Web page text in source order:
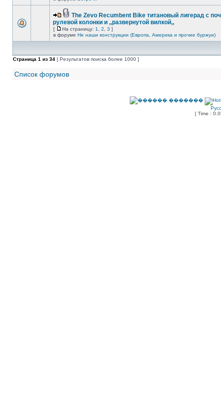
The Zevo Recumbent Bike титановый лигерад с
рулевой колонки и ,,развернутой вилкой,,
[ На страницу: 1 2 3 ]
в форуме Не наши конструкции (Европа, Америка и прочие буржуи)
Страница 1 из 34 [ Результатов поиска более 1000 ]
Список форумов
[ Time :